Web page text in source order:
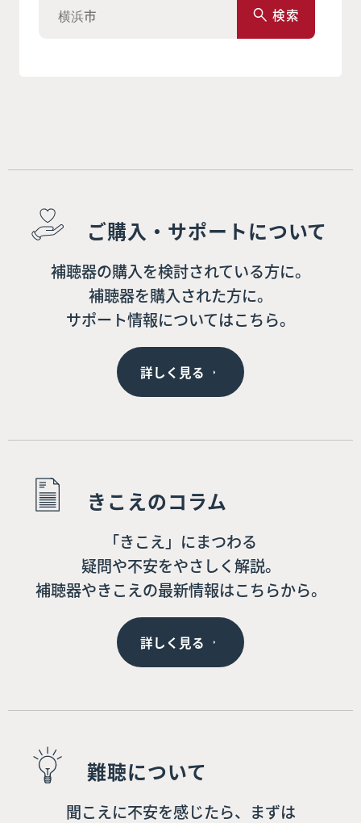
検索
ご購入・サポートについて
補聴器の購入を検討されている方に。
補聴器を購入された方に。
サポート情報についてはこちら。
詳しく見る
きこえのコラム
「きこえ」にまつわる
疑問や不安をやさしく解説。
補聴器やきこえの最新情報はこちらから。
詳しく見る
難聴について
聞こえに不安を感じたら、まずは